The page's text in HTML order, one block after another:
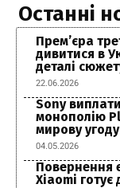
Останні
Прем’єра
дивитися в
деталі
22.06.2026
Sony
монополію
мирову угоду
04.05.2026
Повернення
Xiaomi готує